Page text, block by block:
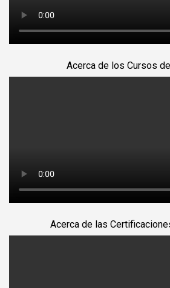
Acerca de los Cursos
Acerca de las